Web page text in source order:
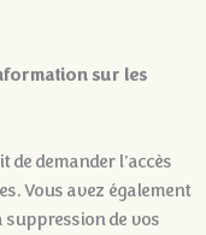
sur les
de demander l'accès
Vous avez également
suppression de vos